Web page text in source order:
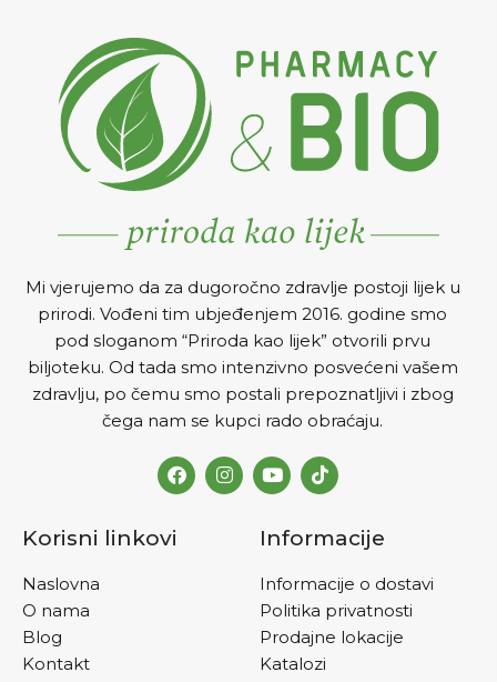
Mi vjerujemo da za dugoročno zdravlje postoji lijek u
prirodi. Vođeni tim ubjeđenjem 2016. godine smo
pod sloganom “Priroda kao lijek” otvorili prvu
biljoteku. Od tada smo intenzivno posvećeni vašem
zdravlju, po čemu smo postali prepoznatljivi i zbog
čega nam se kupci rado obraćaju.
Korisni linkovi
Naslovna
O nama
Blog
Kontakt
Informacije
Informacije o dostavi
Politika privatnosti
Prodajne lokacije
Katalozi